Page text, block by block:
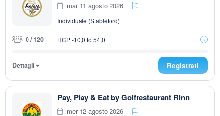
mar 11 agosto 2026
Individuale (Stableford)
0 / 120 HCP -10,0 to 54,0
Dettagli Registrati
Pay, Play & Eat by Golfrestaurant Rinn
mer 12 agosto 2026